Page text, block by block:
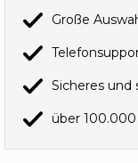
Große
Sicheres und
über